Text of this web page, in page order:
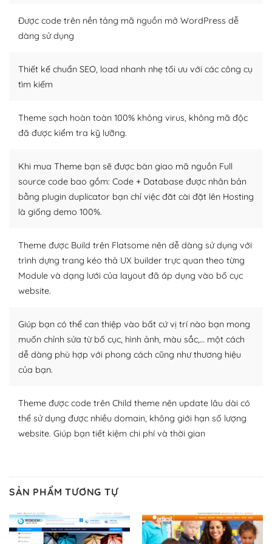
thiết kế tốt, bạn có thể tự sửa đổi. Nếu không bạn có thể
tìm kiếm chúng trên Internet hoặc nhờ chuyên gia.
– Sở hữu một cộng đồng lớn, sẵn sàng hỗ trợ
khổng lồ được kiểm duyệt bởi các nhân viên và những
người cuồng tín WordPress.
Nếu bạn gặp khó khăn, bạn có thể lên mạng và tìm
kiếm những cộng đồng WordPress, họ sẽ giúp bạn trả
lời, giải đáp vấn đề của bạn.
Cộng đồng sử dụng WordPress sẵn sàng hỗ trợ bạn
– Đa dạng plugin và themes
Plugin mở rộng là thành phần cài đặt thêm vào
WordPress để tăng thêm các tính năng cần thiết. Có
nhiều plugin trả phí hoặc miễn phí.
Nhờ lượng người dùng đông đảo, thư viện themes và
plugin của WordPress rất phong phú. Bạn có thể thỏa
thích chọn lựa plugin và themes phù hợp cho mục đích
lập website của mình.
– Dễ sử dụng
Với mọi Hosting bất kỳ thì WordPress đều có thể dễ
Và bạn có toàn quyền tự do khi quyết định nơi lưu trữ
trang web WordPress của bạn.
Dễ dàng lựa chọn Hosting cho website WordPress
Được code trên nền tảng mã nguồn mở WordPress dễ
dàng sử dụng
Thiết kế chuẩn SEO, load nhanh nhẹ tối ưu với các công cụ
tìm kiếm
Theme sạch hoàn toàn 100% không virus, không mã độc
đã được kiểm tra kỹ lưỡng.
Khi mua Theme bạn sẽ được bàn giao mã nguồn Full
source code bao gồm: Code + Database được nhân bản
bằng plugin duplicator bạn chỉ việc đăt cài đặt lên Hosting
là giống demo 100%.
Theme được Build trên Flatsome nên dễ dàng sử dụng với
trình dựng trang kéo thả UX builder trực quan theo từng
Module và dạng lưới của layout đã áp dụng vào bố cục
website.
Giúp bạn có thể can thiệp vào bất cứ vị trí nào bạn mong
muốn chỉnh sửa từ bố cục, hình ảnh, màu sắc,… một cách
dễ dàng phù hợp với phong cách cũng như thương hiệu
của bạn.
Theme được code trên Child theme nên update lâu dài có
thể sử dụng được nhiều domain, không giới hạn số lượng
website. Giúp bạn tiết kiệm chi phí và thời gian
SẢN PHẨM TƯƠNG TỰ